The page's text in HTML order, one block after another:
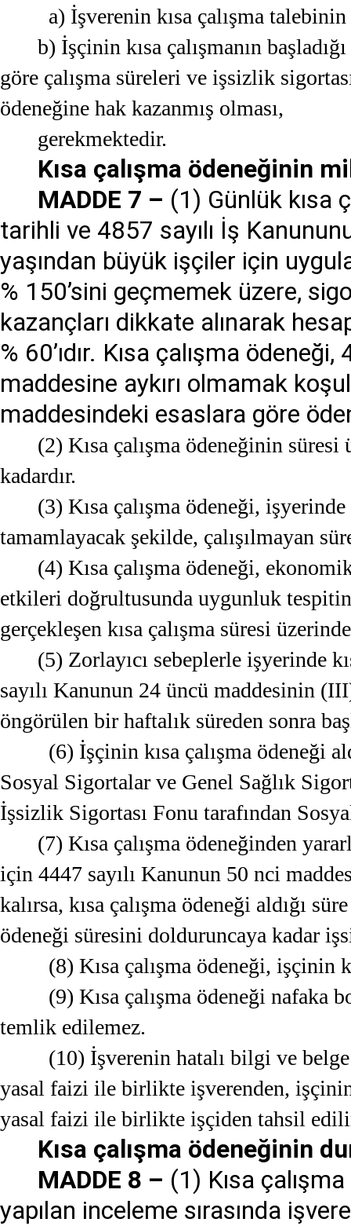
a) İşverenin kısa çalışma
b) İşçinin kısa çalışmanın
göre çalışma süreleri ve işsizlik
ödeneğine hak kazanmış olması,
gerekmektedir.
Kısa çalışma ödeneğinin
MADDE 7 – (1) Günlük kısa
tarihli ve 4857 sayılı İş
yaşından büyük işçiler için
% 150’sini geçmemek üzere,
kazançları dikkate alınarak
% 60’ıdır. Kısa çalışma
maddesine aykırı olmamak
maddesindeki esaslara göre
(2) Kısa çalışma ödeneğinin süresi
kadardır.
(3) Kısa çalışma ödeneği,
tamamlayacak şekilde, çalışılmayan
(4) Kısa çalışma ödeneği,
etkileri doğrultusunda uygunluk
gerçekleşen kısa çalışma süresi
(5) Zorlayıcı sebeplerle işyerinde
sayılı Kanunun 24 üncü maddesinin
öngörülen bir haftalık süreden sonra
(6) İşçinin kısa çalışma ödeneği
Sosyal Sigortalar ve Genel Sağlık
İşsizlik Sigortası Fonu tarafından
(7) Kısa çalışma ödeneğinden
için 4447 sayılı Kanunun 50 nci
kalırsa, kısa çalışma ödeneği aldığı
ödeneği süresini dolduruncaya kadar
(8) Kısa çalışma ödeneği, işçinin
(9) Kısa çalışma ödeneği nafaka
temlik edilemez.
(10) İşverenin hatalı bilgi ve
yasal faizi ile birlikte işverenden,
yasal faizi ile birlikte işçiden tahsil
Kısa çalışma ödeneğinin
MADDE 8 – (1) Kısa
yapılan inceleme sırasında